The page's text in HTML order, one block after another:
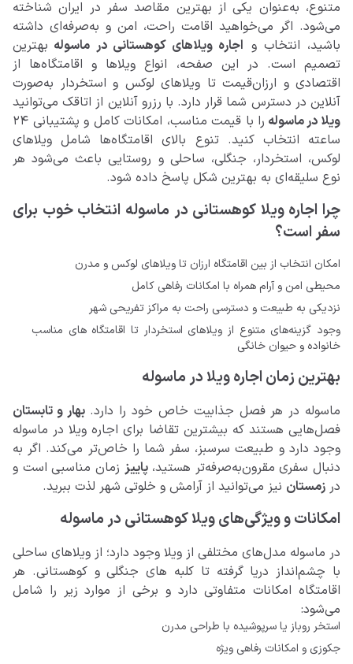
متنوع، به‌عنوان یکی از بهترین مقاصد سفر در ایران شناخته
می‌شود. اگر می‌خواهید اقامت راحت، امن و به‌صرفه‌ای داشته
باشید، انتخاب و اجاره ویلا‌های کوهستانی در ماسوله بهترین
تصمیم است. در این صفحه، انواع ویلاها و اقامتگاه‌ها از
اقتصادی و ارزان‌قیمت تا ویلاهای لوکس و استخردار به‌صورت
آنلاین در دسترس شما قرار دارد. با رزرو آنلاین از اتاقک می‌توانید
ویلا در ماسوله
را با قیمت مناسب، امکانات کامل و پشتیبانی ۲۴
ساعته انتخاب کنید. تنوع بالای اقامتگاه‌ها شامل ویلاهای
لوکس، استخردار، جنگلی، ساحلی و روستایی باعث می‌شود هر
نوع سلیقه‌ای به بهترین شکل پاسخ داده شود.
چرا اجاره ویلا کوهستانی در ماسوله انتخاب خوب برای
سفر است؟
امکان انتخاب از بین اقامتگاه ارزان تا ویلاهای لوکس و مدرن
محیطی امن و آرام همراه با امکانات رفاهی کامل
نزدیکی به طبیعت و دسترسی راحت به مراکز تفریحی شهر
وجود گزینه‌های متنوع از ویلاهای استخردار تا اقامتگاه های مناسب
خانواده و حیوان خانگی
بهترین زمان اجاره ویلا در ماسوله
ماسوله در هر فصل جذابیت خاص خود را دارد.بهار و تابستان
فصل‌هایی هستند که بیشترین تقاضا برای اجاره ویلا در ماسوله
وجود دارد و طبیعت سرسبز، سفر شما را خاص‌تر می‌کند. اگر به
دنبال سفری مقرون‌به‌صرفه‌تر هستید،پاییز زمان مناسبی است و
در زمستان نیز می‌توانید از آرامش و خلوتی شهر لذت ببرید.
امکانات و ویژگی‌های ویلا‌ کوهستانی در ماسوله
در ماسوله مدل‌های مختلفی از ویلا وجود دارد؛ از ویلاهای ساحلی
با چشم‌انداز دریا گرفته تا کلبه های جنگلی و کوهستانی. هر
اقامتگاه امکانات متفاوتی دارد و برخی از موارد زیر را شامل
می‌شود:
استخر روباز یا سرپوشیده با طراحی مدرن
جکوزی و امکانات رفاهی ویژه